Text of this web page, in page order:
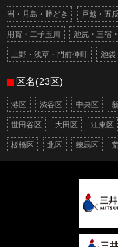
洲・月島・勝どき 戸越・五
用賀・二子玉川 池尻・三宿
上野・浅草・門前仲町 池袋
区名(23区)
港区 渋谷区 中央区
世田谷区 大田区 江東区
板橋区 北区 練馬区